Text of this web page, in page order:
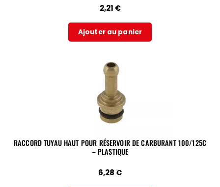
2,21 €
Ajouter au panier
RACCORD TUYAU HAUT POUR RÉSERVOIR DE CARBURANT 100/125C
– PLASTIQUE
6,28 €